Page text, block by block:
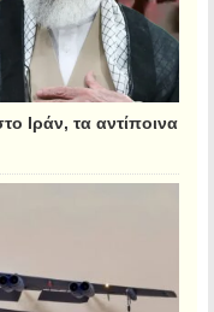
Ιράν, τα αντίποινα